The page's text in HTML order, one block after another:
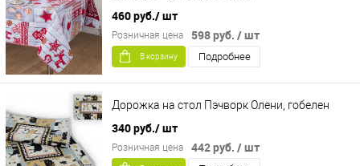
460 руб./ шт
598 руб. / шт
Розничная цена
В корзину Подробнее
Дорожка на стол Пэчворк Олени, гобелен
340 руб./ шт
442 руб. / шт
Розничная цена